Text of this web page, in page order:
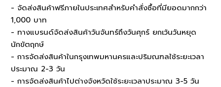
- จัดส่งสินค้าฟรีภายในประเทศสำหรับคำสั่งซื้อที่มียอดมากกว่า
1,000 บาท
- ทางแบรนด์จัดส่งสินค้าวันจันทร์ถึงวันศุกร์ ยกเว้นวันหยุด
นักขัตฤกษ์
- การจัดส่งสินค้าในกรุงเทพมหานครและปริมณฑลใช้ระยะเวลา
ประมาณ 2-3 วัน
- การจัดส่งสินค้าไปต่างจังหวัดใช้ระยะเวลาประมาณ 3-5 วัน